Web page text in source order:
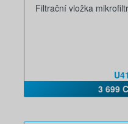
Filtrační vložka
3 699